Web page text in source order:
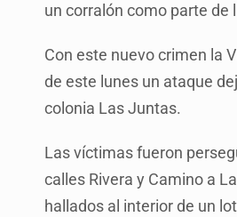
un corralón como parte de
Con este nuevo crimen la
de este lunes un ataque
colonia Las Juntas.
Las víctimas fueron
calles Rivera y Camino a
hallados al interior de un